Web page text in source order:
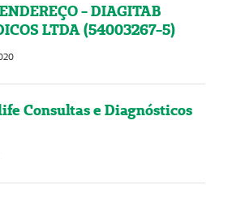
- DIAGITAB
LTDA (54003267-5)
Consultas e Diagnósticos